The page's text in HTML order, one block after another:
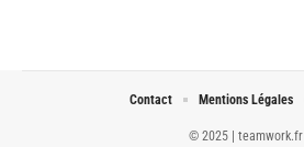
© 2025 | teamwork.fr
Contact Mentions Légales